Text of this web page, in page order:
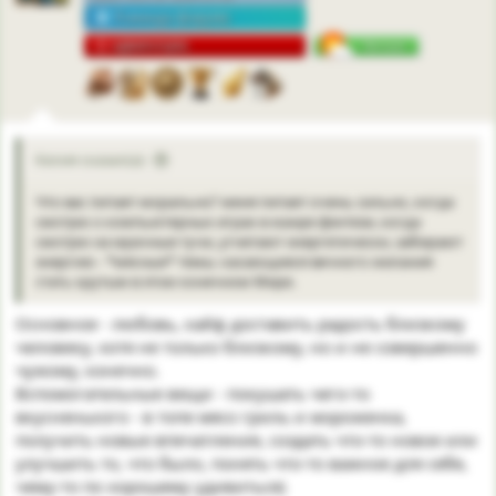
АДМИНУШКА
2
Келия сказал(а):
Что вас питает морально? меня питает очень сильно, когда
смотрю о компьютерных играх в жанре фэнтези, когда
смотрю на мрачные тучи, угнетают энергетически, забирают
энергию - *мясные* темы. касающиеся вечного желания
стать крутым в этом конечном Мире.
Основное - любовь, кайф доставить радость близкому
человеку, хотя не только близкому, но и не совершенно
чужому, конечно.
Вспомогательные вещи - покушать чего-то
вкусненького - в топе мясо гриль и мороженка,
получить новые впечатления, создать что-то новое или
улучшить то, что было, понять что-то важное для себя,
чему-то по хорошему удивиться)